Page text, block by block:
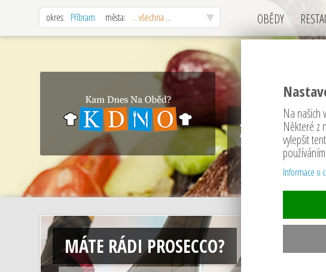
okres: Příbram města: ... všechna ... OBĚDY
Zajímavosti
zajímavé
MÁTE RÁDI PROSECCO?
Na našich
Některé z
vylepšit
Informace o